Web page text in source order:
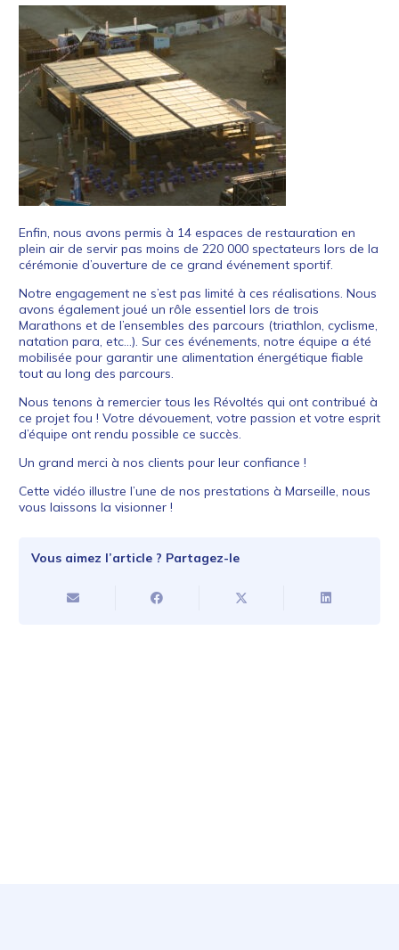
Enfin, nous avons permis à 14 espaces de restauration en
plein air de servir pas moins de 220 000 spectateurs lors de la
cérémonie d’ouverture de ce grand événement sportif.
Notre engagement ne s’est pas limité à ces réalisations. Nous
avons également joué un rôle essentiel lors de trois
Marathons et de l’ensembles des parcours (triathlon, cyclisme,
natation para, etc…). Sur ces événements, notre équipe a été
mobilisée pour garantir une alimentation énergétique fiable
tout au long des parcours.
Nous tenons à remercier tous les Révoltés qui ont contribué à
ce projet fou ! Votre dévouement, votre passion et votre esprit
d’équipe ont rendu possible ce succès.
Un grand merci à nos clients pour leur confiance !
Cette vidéo illustre l’une de nos prestations à Marseille, nous
vous laissons la visionner !
Vous aimez l’article ? Partagez-le